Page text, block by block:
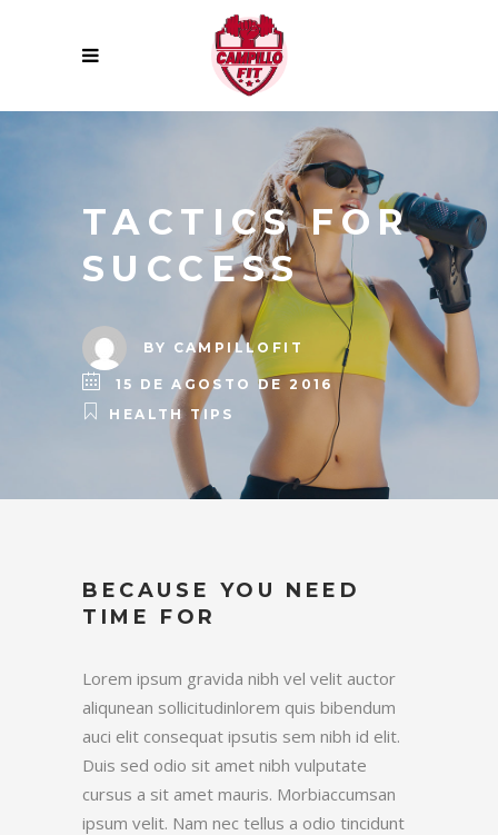
TACTICS FOR
SUCCESS
BY CAMPILLOFIT
15 DE AGOSTO DE 2016
HEALTH TIPS
BECAUSE YOU NEED
TIME FOR
Lorem ipsum gravida nibh vel velit auctor
aliqunean sollicitudinlorem quis bibendum
auci elit consequat ipsutis sem nibh id elit.
Duis sed odio sit amet nibh vulputate
cursus a sit amet mauris. Morbiaccumsan
ipsum velit. Nam nec tellus a odio tincidunt